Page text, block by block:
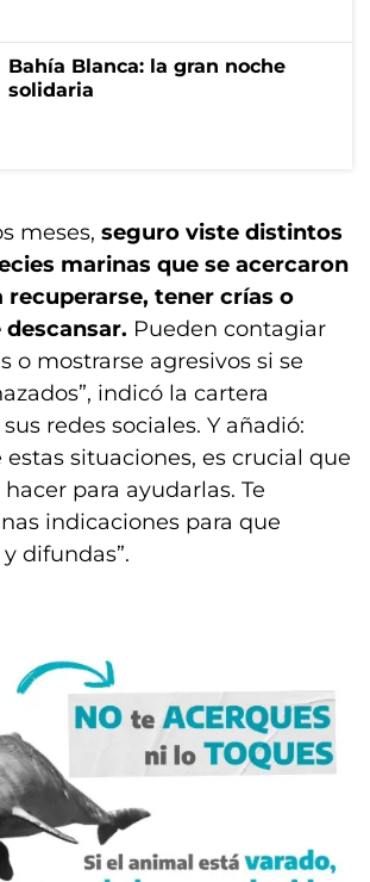
Bahía Blanca: la gran noche
solidaria
meses, seguro viste distintos
marinas que se acercaron
recuperarse, tener crías o
Pueden contagiar
o mostrarse agresivos si se
indicó la cartera
redes sociales. Y añadió:
estas situaciones, es crucial que
para ayudarlas. Te
indicaciones para que
difundas”.